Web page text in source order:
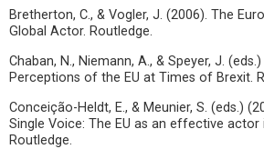
Bretherton, C., & Vogler, J. (2006). The
Global Actor. Routledge.
Chaban, N., Niemann, A., & Speyer, J.
Perceptions of the EU at Times of Brexit.
Conceição-Heldt, E., & Meunier, S. (eds.)
Single Voice: The EU as an effective actor
Routledge.